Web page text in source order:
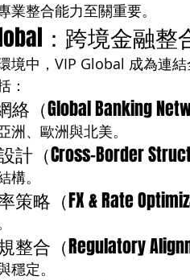
業整合能力至關重要。
：跨境金融整
境中，VIP Global 成為連
：
絡（Global Banking
洲、歐洲與北美。
計（Cross-Border
構。
策略（FX & Rate
整合（Regulatory
穩定。